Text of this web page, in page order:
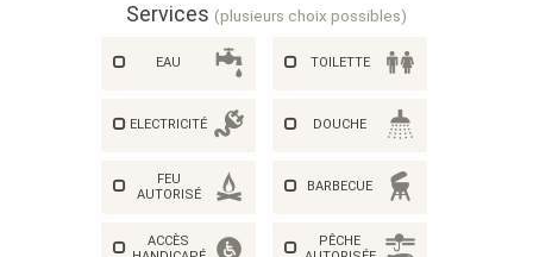
Services (plusieurs choix possibles)
EAU TOILETTE
ELECTRICITÉ DOUCHE
FEU
AUTORISÉ
BARBECUE
ACCÈS
PÊCHE